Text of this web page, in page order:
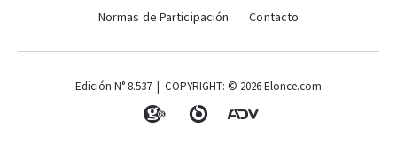
Normas de Participación
Contacto
Edición N° 8.537 | COPYRIGHT: © 2026 Elonce.com